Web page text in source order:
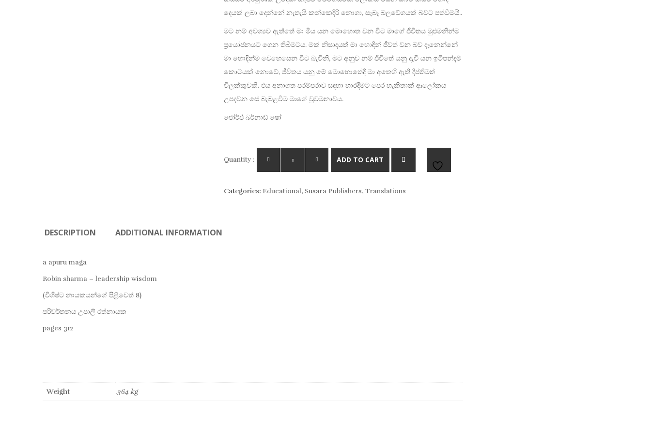
was:
Rs. 800.
is:
Rs. 640.
දෙයක් ලබා දෙන්නේ නැතැයි කන්කෙඳිරි නොගා, සැබෑ බලවේගයක් බවට පත්වීමයි..
මට නම් අවශ්‍යව ඇත්තේ මා මිය යන මොහොත වන විට මාගේ ජීවිතය මුළුමනින්ම
ප්‍රයෝජනයට ගෙන තිබීමටය. මක් නිසාදයත් මා හොඳින් ජීවත් වන බව දැනෙන්නේ
මා හොඳින්ම වෙහෙසෙන විට බැවිනි, මට අනුව නම් ජීවිතේ යනු දැවී යන ඉටිපන්දම්
කොටයක් නොවේ, ජීවිතය යනු මේ මොහොතේදී මා අතෙහි ඇති දීප්තිමත්
විලක්කුවකි. එය අනාගත පරම්පරාව සඳහා භාරදීමට පෙර හැකිතාක් ආලෝකය
උපදවන සේ බැබළවීම මාගේ වුවමනාවය.
ජෝර්ජ් බර්නාඩ් ෂෝ
Quantity : ADD TO CART
Categories: Educational, Susara Publishers, Translations
DESCRIPTION ADDITIONAL INFORMATION
a apuru maga
Robin sharma – leadership wisdom
(විශිෂ්ට නායකයන්ගේ පිළිවෙත් 8)
පරිවර්තනය උපාලි රත්නායක
pages 312
Weight .364 kg